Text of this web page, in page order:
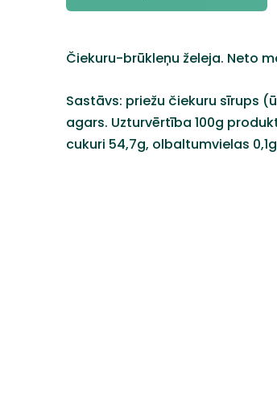
Čiekuru-brūkleņu želeja. Neto
Sastāvs: priežu čiekuru sīrups
agars. Uzturvērtība 100g
cukuri 54,7g, olbaltumvielas